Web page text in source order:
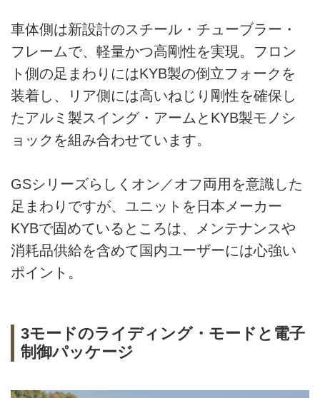
車体側は新設計のスチール・チューブラー・
フレームで、軽量かつ高剛性を実現。フロン
ト側の足まわりにはKYB製の倒立フォークを
装着し、リア側には高いねじり剛性を確保し
たアルミ製スイング・アームとKYB製モノシ
ョックを組み合わせています。
GSシリーズらしくオン／オフ両用を意識した
足まわりですが、ユニットを日本メーカー
KYBで固めているところは、メンテナンスや
消耗品供給を含めて国内ユーザーには心強い
ポイント。
3モードのライディング・モードと電子
制御パッケージ